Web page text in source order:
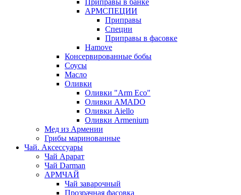
Приправы в банке
АРМСПЕЦИИ
Приправы
Специи
Приправы в фасовке
Hamove
Консервированные бобы
Соусы
Масло
Оливки
Оливки "Arm Eco"
Оливки AMADO
Оливки Aiello
Оливки Armenium
Мед из Армении
Грибы маринованные
Чай. Аксессуары
Чай Арарат
Чай Darman
АРМЧАЙ
Чай заварочный
Прозрачная фасовка